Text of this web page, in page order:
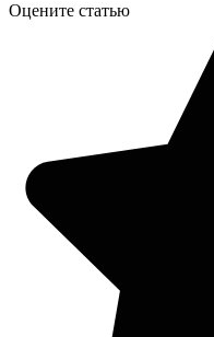
Оцените статью